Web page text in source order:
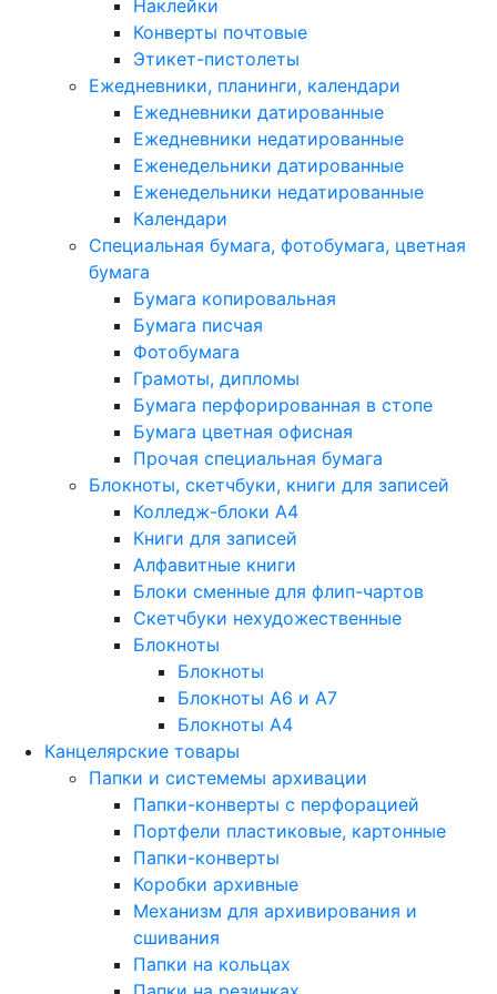
Наклейки
Конверты почтовые
Этикет-пистолеты
Ежедневники, планинги, календари
Ежедневники датированные
Ежедневники недатированные
Еженедельники датированные
Еженедельники недатированные
Календари
Специальная бумага, фотобумага, цветная
бумага
Бумага копировальная
Бумага писчая
Фотобумага
Грамоты, дипломы
Бумага перфорированная в стопе
Бумага цветная офисная
Прочая специальная бумага
Блокноты, скетчбуки, книги для записей
Колледж-блоки А4
Книги для записей
Алфавитные книги
Блоки сменные для флип-чартов
Скетчбуки нехудожественные
Блокноты
Блокноты
Блокноты A6 и A7
Блокноты A4
Канцелярские товары
Папки и системемы архивации
Папки-конверты с перфорацией
Портфели пластиковые, картонные
Папки-конверты
Коробки архивные
Механизм для архивирования и
сшивания
Папки на кольцах